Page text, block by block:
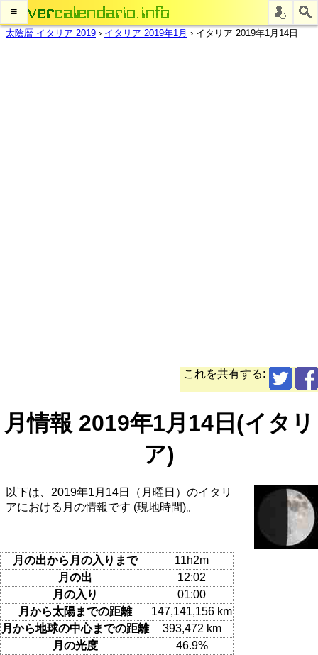
≡
太陰暦 イタリア 2019 › イタリア 2019年1月 › イタリア 2019年1月14日
これを共有する:
月情報 2019年1月14日(イタリ
ア)
以下は、2019年1月14日（月曜日）のイタリ
アにおける月の情報です (現地時間)。
月の出から月の入りまで
11h2m
月の出
12:02
月の入り
01:00
月から太陽までの距離
147,141,156 km
月から地球の中心までの距離
393,472 km
月の光度
46.9%